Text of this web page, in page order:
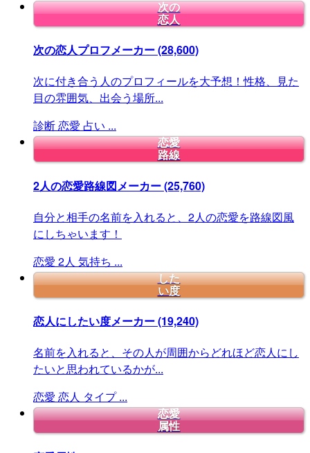
次の
恋人
次の恋人プロフメーカー(28,600)
次に付き合う人のプロフィールを大予想！性格、見た
目の雰囲気、出会う場所...
診断恋愛 占い ...
恋愛
路線
2人の恋愛路線図メーカー(25,760)
自分と相手の名前を入れると、2人の恋愛を路線図風
にしちゃいます！
恋愛 2人 気持ち ...
した
い度
恋人にしたい度メーカー(19,240)
名前を入れると、その人が周囲からどれほど恋人にし
たいと思われているかが...
恋愛 恋人 タイプ ...
恋愛
属性